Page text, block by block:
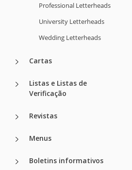
Professional Letterheads
University Letterheads
Wedding Letterheads
Cartas
Listas e Listas de
Verificação
Revistas
Menus
Boletins informativos